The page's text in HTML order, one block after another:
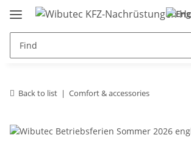
Back to list Comfort & accessories